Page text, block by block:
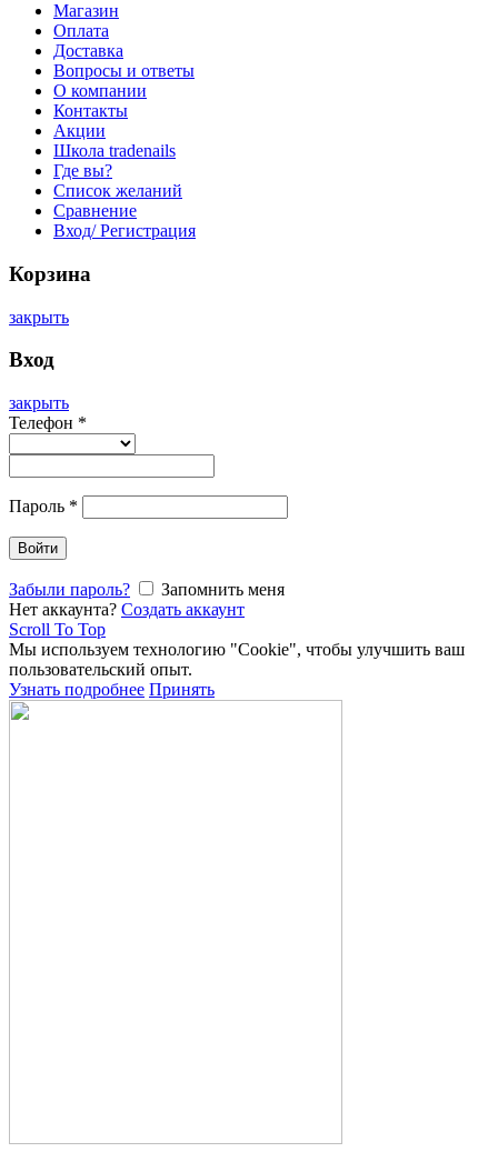
Магазин
Оплата
Доставка
Вопросы и ответы
О компании
Контакты
Акции
Школа tradenails
Где вы?
Список желаний
Сравнение
Вход/ Регистрация
Корзина
закрыть
Вход
закрыть
Телефон *
Пароль *
Войти
Забыли пароль?
Запомнить меня
Нет аккаунта? Создать аккаунт
Scroll To Top
Мы используем технологию "Cookie", чтобы улучшить ваш
пользовательский опыт.
Узнать подробнее Принять